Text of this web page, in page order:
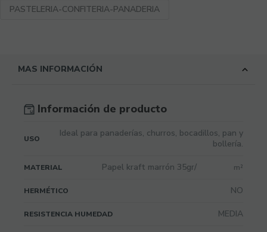
PASTELERIA-CONFITERIA-PANADERIA
MAS INFORMACIÓN
Información de producto
USO
Ideal para panaderías, churros, bocadillos, pan y
bollería.
MATERIAL Papel kraft marrón 35gr/ m²
HERMÉTICO NO
RESISTENCIA HUMEDAD MEDIA